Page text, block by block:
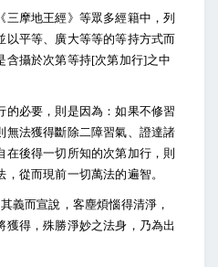
三摩地王經》等眾多經籍中，列
以平等、廣大等等的等持方式而
含攝於次第等持[次第加行]之中
的必要，則是因為：如果不修習
無法獲得斷除二障習氣、證達諸
後得一切所知的次第加行，則
從而現前一切萬法的遍智。
義而宣說，客塵煩惱得清淨，
獲得，殊勝淨妙之法身，乃為出